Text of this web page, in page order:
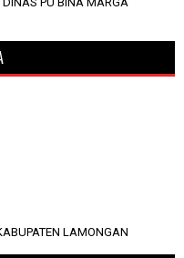
LAMONGAN